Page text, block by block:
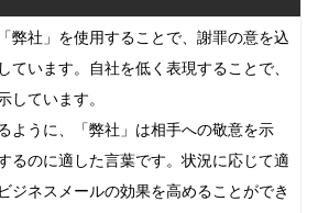
弊社」を使用することで、謝罪の意を込
ています。自社を低く表現することで、
しています。
ように、「弊社」は相手への敬意を示
るのに適した言葉です。状況に応じて適
ジネスメールの効果を高めることができ